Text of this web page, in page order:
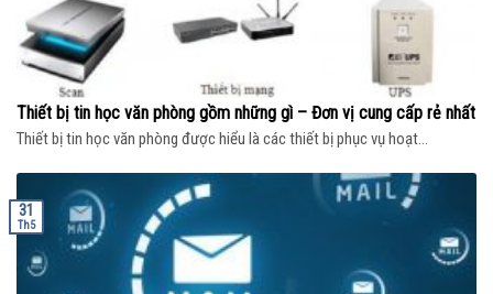
Thiết bị tin học văn phòng gồm những gì – Đơn vị cung cấp rẻ nhất
Thiết bị tin học văn phòng được hiểu là các thiết bị phục vụ hoạt...
31
Th5